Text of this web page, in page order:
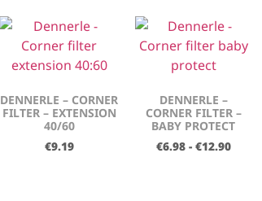
DENNERLE – CORNER
FILTER – EXTENSION
40/60
€9.19
DENNERLE –
CORNER FILTER –
BABY PROTECT
€6.98 - €12.90